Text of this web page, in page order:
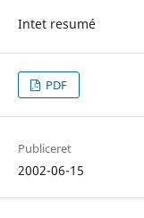
Intet resumé
PDF
Publiceret
2002-06-15